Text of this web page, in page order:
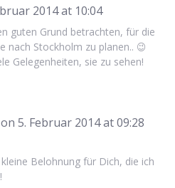
2014 at 10:04
guten Grund betrachten, für die
nach Stockholm zu planen.. 😉
Gelegenheiten, sie zu sehen!
on 5. Februar 2014 at 09:28
Belohnung für Dich, die ich